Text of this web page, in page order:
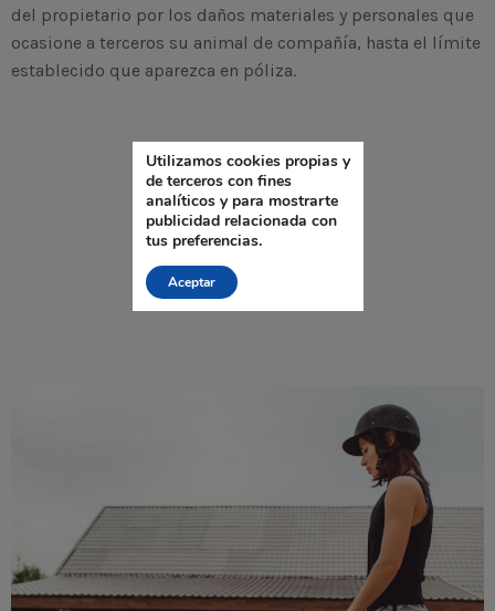
del propietario por los daños materiales y personales que
ocasione a terceros su animal de compañía, hasta el límite
establecido que aparezca en póliza.
Utilizamos cookies propias y
de terceros con fines
analíticos y para mostrarte
publicidad relacionada con
tus preferencias.
Aceptar